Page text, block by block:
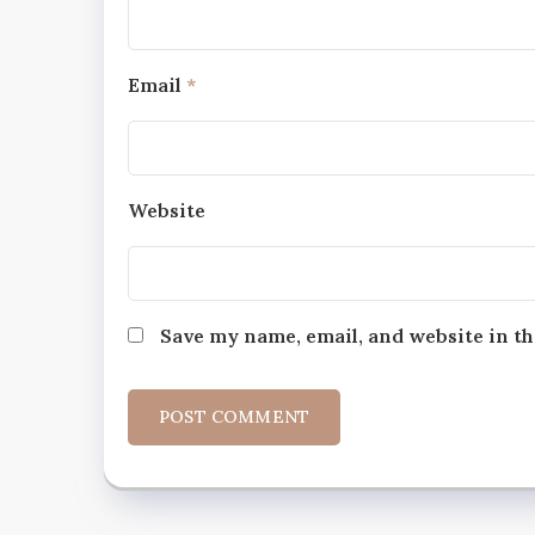
Email *
Website
Save my name, email, and website in